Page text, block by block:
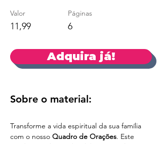
Valor
11,99
Páginas
6
Adquira já!
Sobre o material:
Transforme a vida espiritual da sua família
com o nosso Quadro de Orações. Este